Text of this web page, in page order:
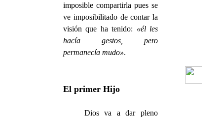
imposible compartirla pues se
ve imposibilitado de contar la
visión que ha tenido: «él les
hacía gestos, pero
permanecía mudo».
El primer Hijo
Dios va a dar pleno